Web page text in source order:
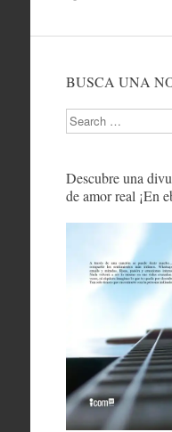
BUSCA UNA
Search
Descubre una
de amor real ¡En